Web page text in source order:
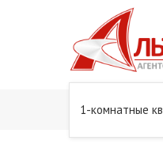
1-комнатные
Главная